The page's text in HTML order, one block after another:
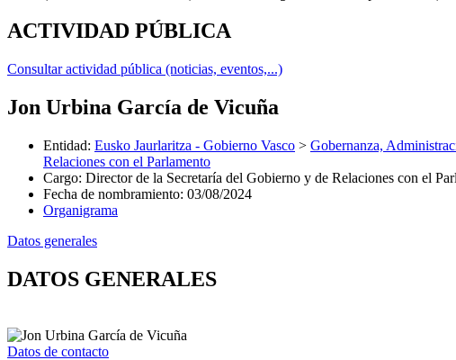
ACTIVIDAD PÚBLICA
Consultar actividad pública (noticias, eventos,...)
Jon Urbina García de Vicuña
Entidad: Eusko Jaurlaritza - Gobierno Vasco > Gobernanza,
Relaciones con el Parlamento
Cargo: Director de la Secretaría del Gobierno y de Relaciones con el
Fecha de nombramiento: 03/08/2024
Organigrama
Datos generales
DATOS GENERALES
Datos de contacto